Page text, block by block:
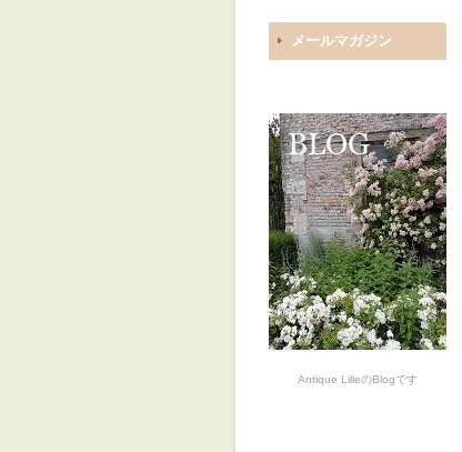
メールマガジン
Antique LilleのBlogです